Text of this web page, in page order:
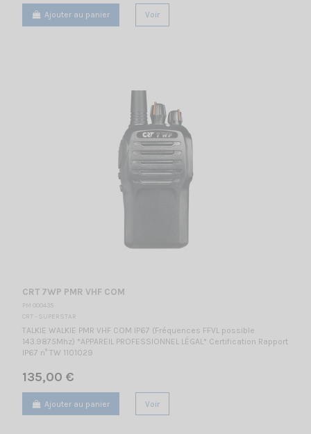
Ajouter au panier Voir
CRT 7WP PMR VHF COM
PM 000435
CRT - SUPERSTAR
TALKIE WALKIE PMR VHF COM IP67 (Fréquences FFVL possible
143.9875Mhz) *APPAREIL PROFESSIONNEL LÉGAL* Certification Rapport
IP67 n° TW 1101029
135,00 €
Ajouter au panier Voir